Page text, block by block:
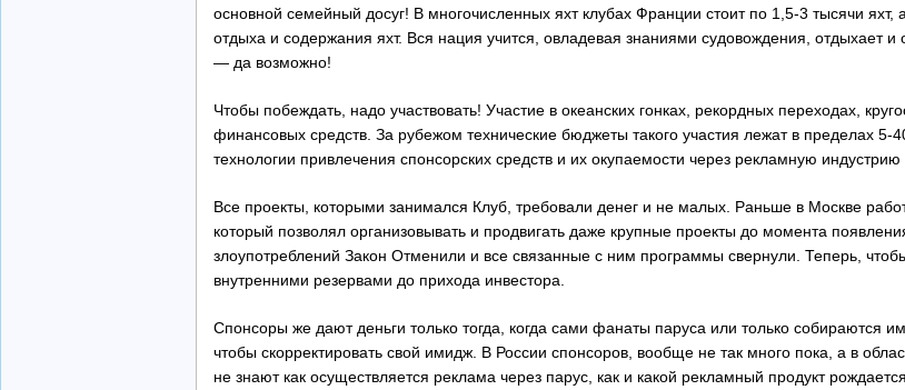
основной семейный досуг! В многочисленных яхт клубах Франции стоит по 1,5-3 тысячи яхт,
отдыха и содержания яхт. Вся нация учится, овладевая знаниями судовождения, отдыхает
— да возможно!
Чтобы побеждать, надо участвовать! Участие в океанских гонках, рекордных переходах,
финансовых средств. За рубежом технические бюджеты такого участия лежат в пределах
технологии привлечения спонсорских средств и их окупаемости через рекламную
Все проекты, которыми занимался Клуб, требовали денег и не малых. Раньше в Москве
который позволял организовывать и продвигать даже крупные проекты до момента
злоупотреблений Закон Отменили и все связанные с ним программы свернули. Теперь,
внутренними резервами до прихода инвестора.
Спонсоры же дают деньги только тогда, когда сами фанаты паруса или только собираются
чтобы скорректировать свой имидж. В России спонсоров, вообще не так много пока, а в
не знают как осуществляется реклама через парус, как и какой рекламный продукт